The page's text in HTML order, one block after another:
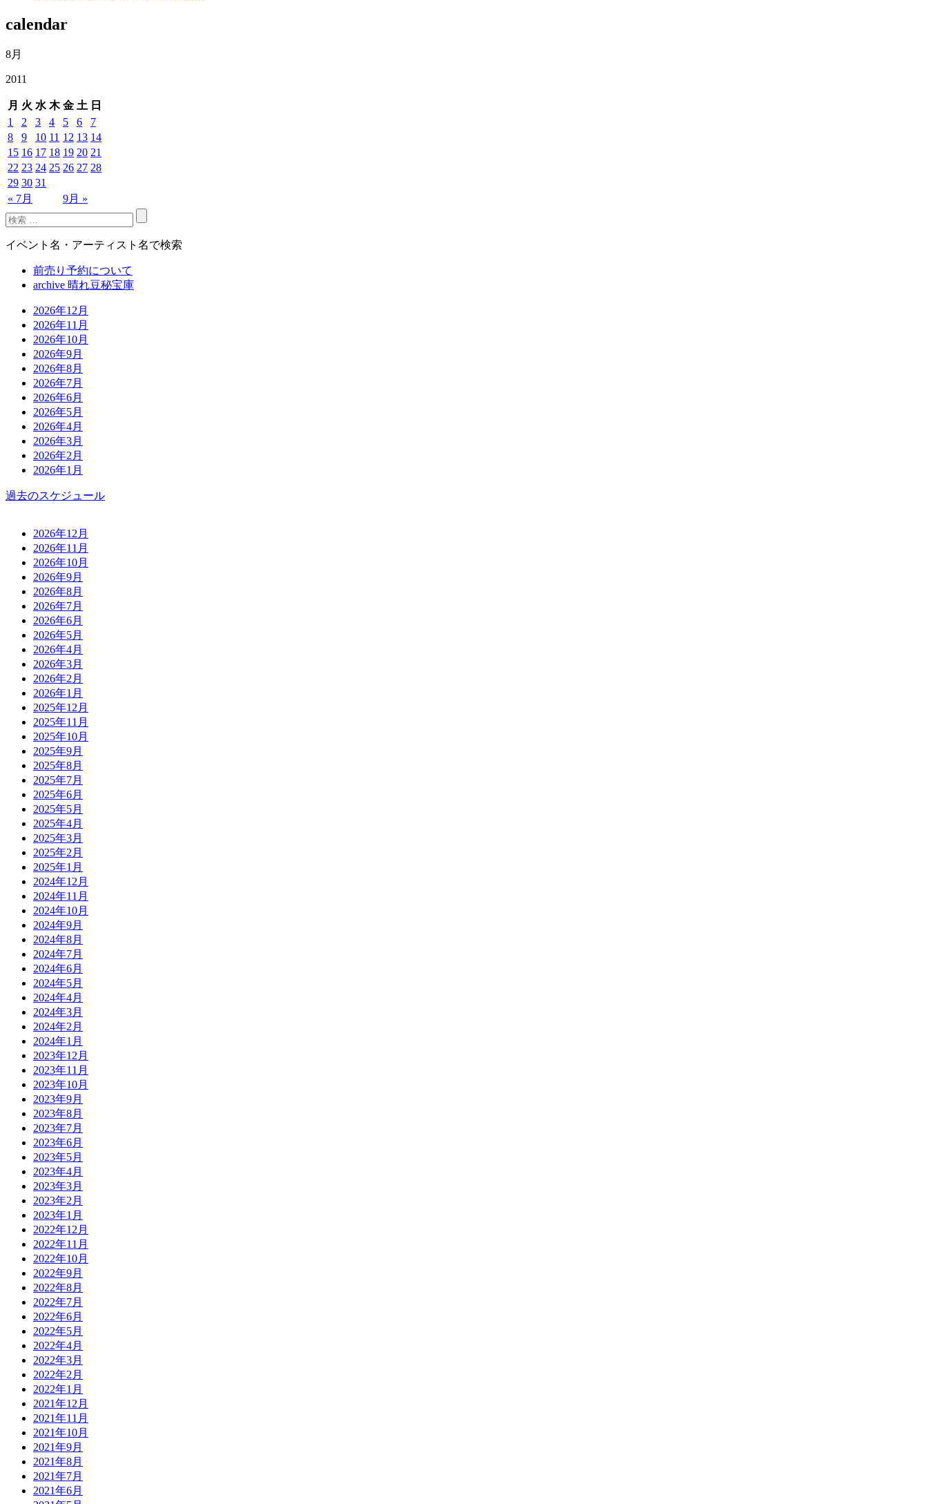
calendar
8月
2011
月 火 水 木 金 土 日
« 7月 9月 »
1 2 3 4 5 6
7
8
9 10 11 12 13 14
15 16 17 18 19 20 21
22 23 24 25 26 27 28
29 30 31
イベント名・アーティスト名で検索
前売り予約について
archive 晴れ豆秘宝庫
2026年12月
2026年11月
2026年10月
2026年9月
2026年8月
2026年7月
2026年6月
2026年5月
2026年4月
2026年3月
2026年2月
2026年1月
過去のスケジュール
2026年12月
2026年11月
2026年10月
2026年9月
2026年8月
2026年7月
2026年6月
2026年5月
2026年4月
2026年3月
2026年2月
2026年1月
2025年12月
2025年11月
2025年10月
2025年9月
2025年8月
2025年7月
2025年6月
2025年5月
2025年4月
2025年3月
2025年2月
2025年1月
2024年12月
2024年11月
2024年10月
2024年9月
2024年8月
2024年7月
2024年6月
2024年5月
2024年4月
2024年3月
2024年2月
2024年1月
2023年12月
2023年11月
2023年10月
2023年9月
2023年8月
2023年7月
2023年6月
2023年5月
2023年4月
2023年3月
2023年2月
2023年1月
2022年12月
2022年11月
2022年10月
2022年9月
2022年8月
2022年7月
2022年6月
2022年5月
2022年4月
2022年3月
2022年2月
2022年1月
2021年12月
2021年11月
2021年10月
2021年9月
2021年8月
2021年7月
2021年6月